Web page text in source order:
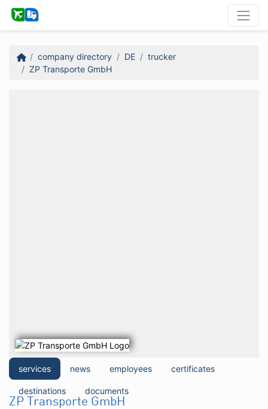
company directory DE
trucker
ZP Transporte GmbH
services news employees certificates
destinations documents
ZP Transporte GmbH